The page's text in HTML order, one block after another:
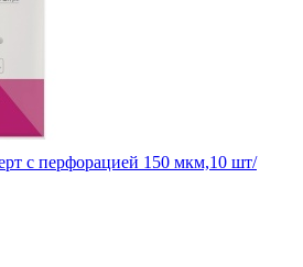
с перфорацией 150 мкм,10 шт/